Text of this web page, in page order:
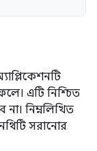
এটি নিশ্চিত
নিম্নলিখিত
সরানোর